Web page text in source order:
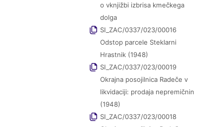
o vknjižbi izbrisa kmečkega
dolga
SI_ZAC/0337/023/00016
Odstop parcele Steklarni
Hrastnik (1948)
SI_ZAC/0337/023/00019
Okrajna posojilnica Radeče v
likvidaciji: prodaja nepremičnin
(1948)
SI_ZAC/0337/023/00018